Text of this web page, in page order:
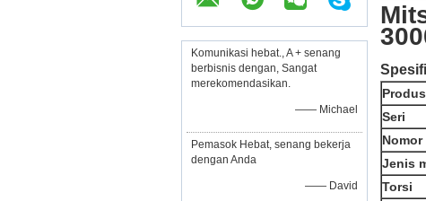
Komunikasi hebat., A + senang
berbisnis dengan, Sangat
merekomendasikan.
—— Michael
Pemasok Hebat, senang bekerja
dengan Anda
—— David
Seri
Nomor
Jenis
Torsi